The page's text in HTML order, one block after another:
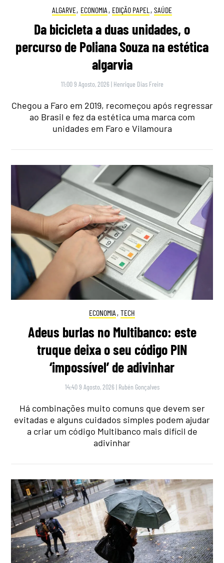
ALGARVE, ECONOMIA , EDIÇÃO PAPEL , SAÚDE
Da bicicleta a duas unidades, o
percurso de Poliana Souza na estética
algarvia
11:00 9 Agosto, 2026 | Henrique Dias Freire
Chegou a Faro em 2019, recomeçou após regressar
ao Brasil e fez da estética uma marca com
unidades em Faro e Vilamoura
ECONOMIA , TECH
Adeus burlas no Multibanco: este
truque deixa o seu código PIN
‘impossível’ de adivinhar
14:40 9 Agosto, 2026 | Rubén Gonçalves
Há combinações muito comuns que devem ser
evitadas e alguns cuidados simples podem ajudar
a criar um código Multibanco mais difícil de
adivinhar